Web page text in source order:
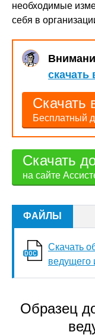
необходимые
себя в
скачать
Скачать
Бесплатный
Скачать
на сайте
ФАЙЛЫ
Скачать
ведущего
Образец